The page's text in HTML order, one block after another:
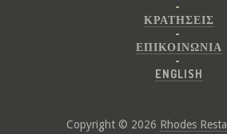
ΚΡΑΤΉΣΕΙΣ
ΕΠΙΚΟΙΝΩΝΊΑ
ENGLISH
Copyright © 2026 Rhodes